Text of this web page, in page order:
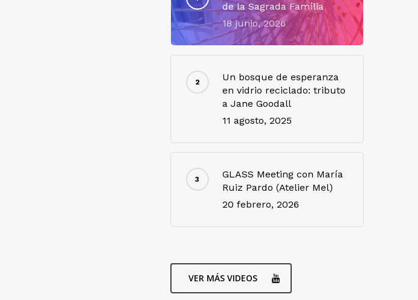
de la Sagrada Família
18 junio, 2026
Un bosque de esperanza
en vidrio reciclado: tributo
a Jane Goodall
11 agosto, 2025
GLASS Meeting con María
Ruiz Pardo (Atelier Mel)
20 febrero, 2026
VER MÁS VIDEOS